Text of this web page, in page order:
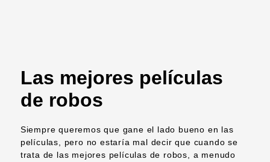
Las mejores películas
de robos
Siempre queremos que gane el lado bueno en las
películas, pero no estaría mal decir que cuando se
trata de las mejores películas de robos, a menudo